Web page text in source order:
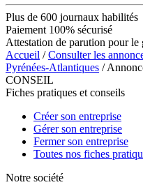
Plus de 600 journaux habilités
Paiement 100% sécurisé
Attestation de parution pour
Accueil /Consulter les
Pyrénées-Atlantiques /
CONSEIL
Fiches pratiques et conseils
Créer son entreprise
Gérer son entreprise
Fermer son entreprise
Toutes nos fiches
Notre société